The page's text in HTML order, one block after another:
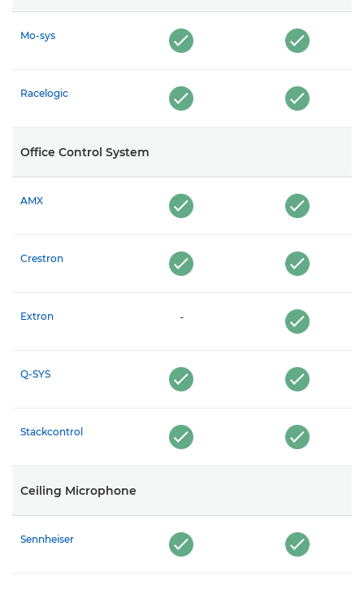
Mo-sys
Racelogic
Office Control System
AMX
Crestron
Extron -
Q-SYS
Stackcontrol
Ceiling Microphone
Sennheiser